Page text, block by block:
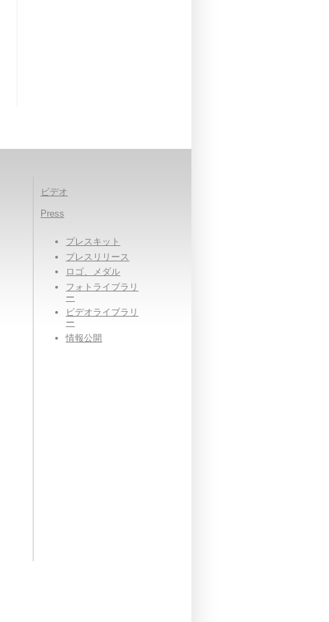
ビデオ
Press
プレスキット
プレスリリース
ロゴ、メダル
フォトライブラリ
ー
ビデオライブラリ
ー
情報公開